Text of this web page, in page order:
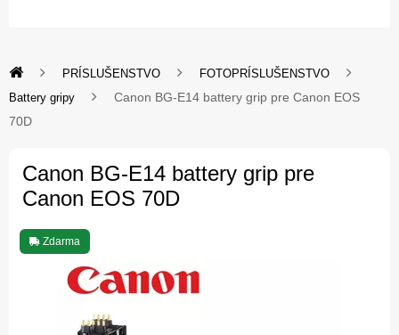
PRÍSLUŠENSTVO
FOTOPRÍSLUŠENSTVO
Battery gripy
Canon BG-E14 battery grip pre Canon EOS
70D
Canon BG-E14 battery grip pre
Canon EOS 70D
Zdarma